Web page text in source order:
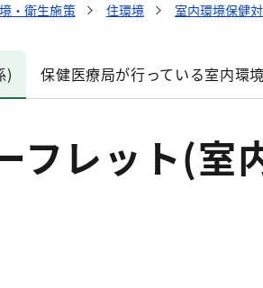
・衛生施策 住環境 室内環境保健
) 保健医療局が行っている室内環
フレット(室